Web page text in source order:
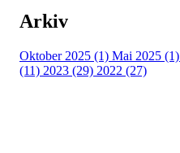
Arkiv
Oktober 2025 (1) Mai 2025 (1)
(11) 2023 (29) 2022 (27)